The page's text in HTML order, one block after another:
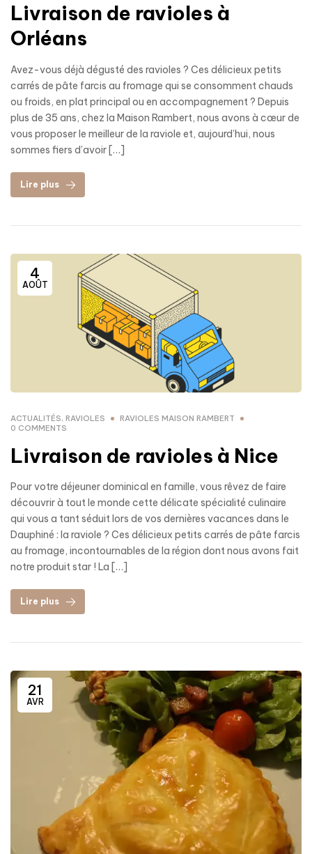
Livraison de ravioles à
Orléans
Avez-vous déjà dégusté des ravioles ? Ces délicieux petits
carrés de pâte farcis au fromage qui se consomment chauds
ou froids, en plat principal ou en accompagnement ? Depuis
plus de 35 ans, chez la Maison Rambert, nous avons à cœur de
vous proposer le meilleur de la raviole et, aujourd’hui, nous
sommes fiers d’avoir […]
Lire plus
4
AOÛT
ACTUALITÉS, RAVIOLES
RAVIOLES MAISON RAMBERT
0 COMMENTS
Livraison de ravioles à Nice
Pour votre déjeuner dominical en famille, vous rêvez de faire
découvrir à tout le monde cette délicate spécialité culinaire
qui vous a tant séduit lors de vos dernières vacances dans le
Dauphiné : la raviole ? Ces délicieux petits carrés de pâte farcis
au fromage, incontournables de la région dont nous avons fait
notre produit star ! La […]
Lire plus
21
AVR